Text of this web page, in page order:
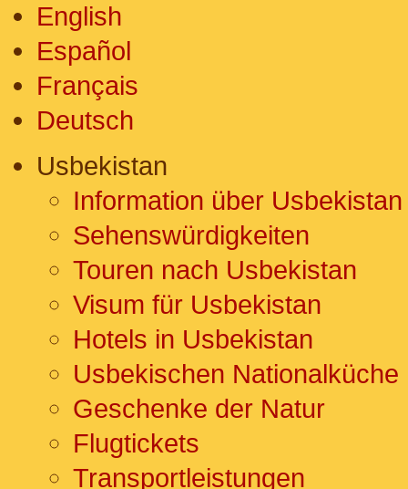
English
Español
Français
Deutsch
Usbekistan
Information über Usbekistan
Sehenswürdigkeiten
Touren nach Usbekistan
Visum für Usbekistan
Hotels in Usbekistan
Usbekischen Nationalküche
Geschenke der Natur
Flugtickets
Transportleistungen